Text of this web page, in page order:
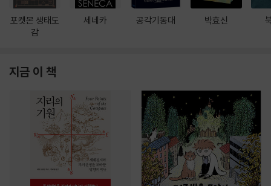
포켓몬 생태도
감
세네카 공각기동대 박효신
지금 이 책